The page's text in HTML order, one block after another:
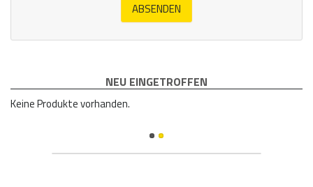
ABSENDEN
NEU EINGETROFFEN
Keine Produkte vorhanden.